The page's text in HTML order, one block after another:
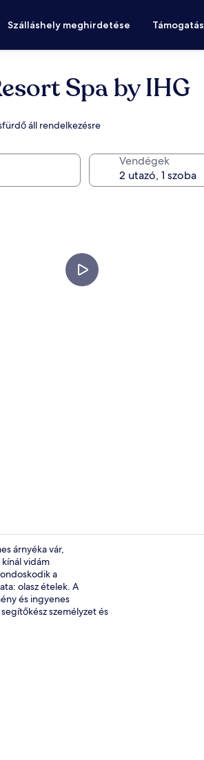
Szálláshely meghirdetése Támogatás
Spa by IHG
áll rendelkezésre
Vendégek
árnyéka vár,
vidám
a
olasz ételek. A
és ingyenes
személyzet és